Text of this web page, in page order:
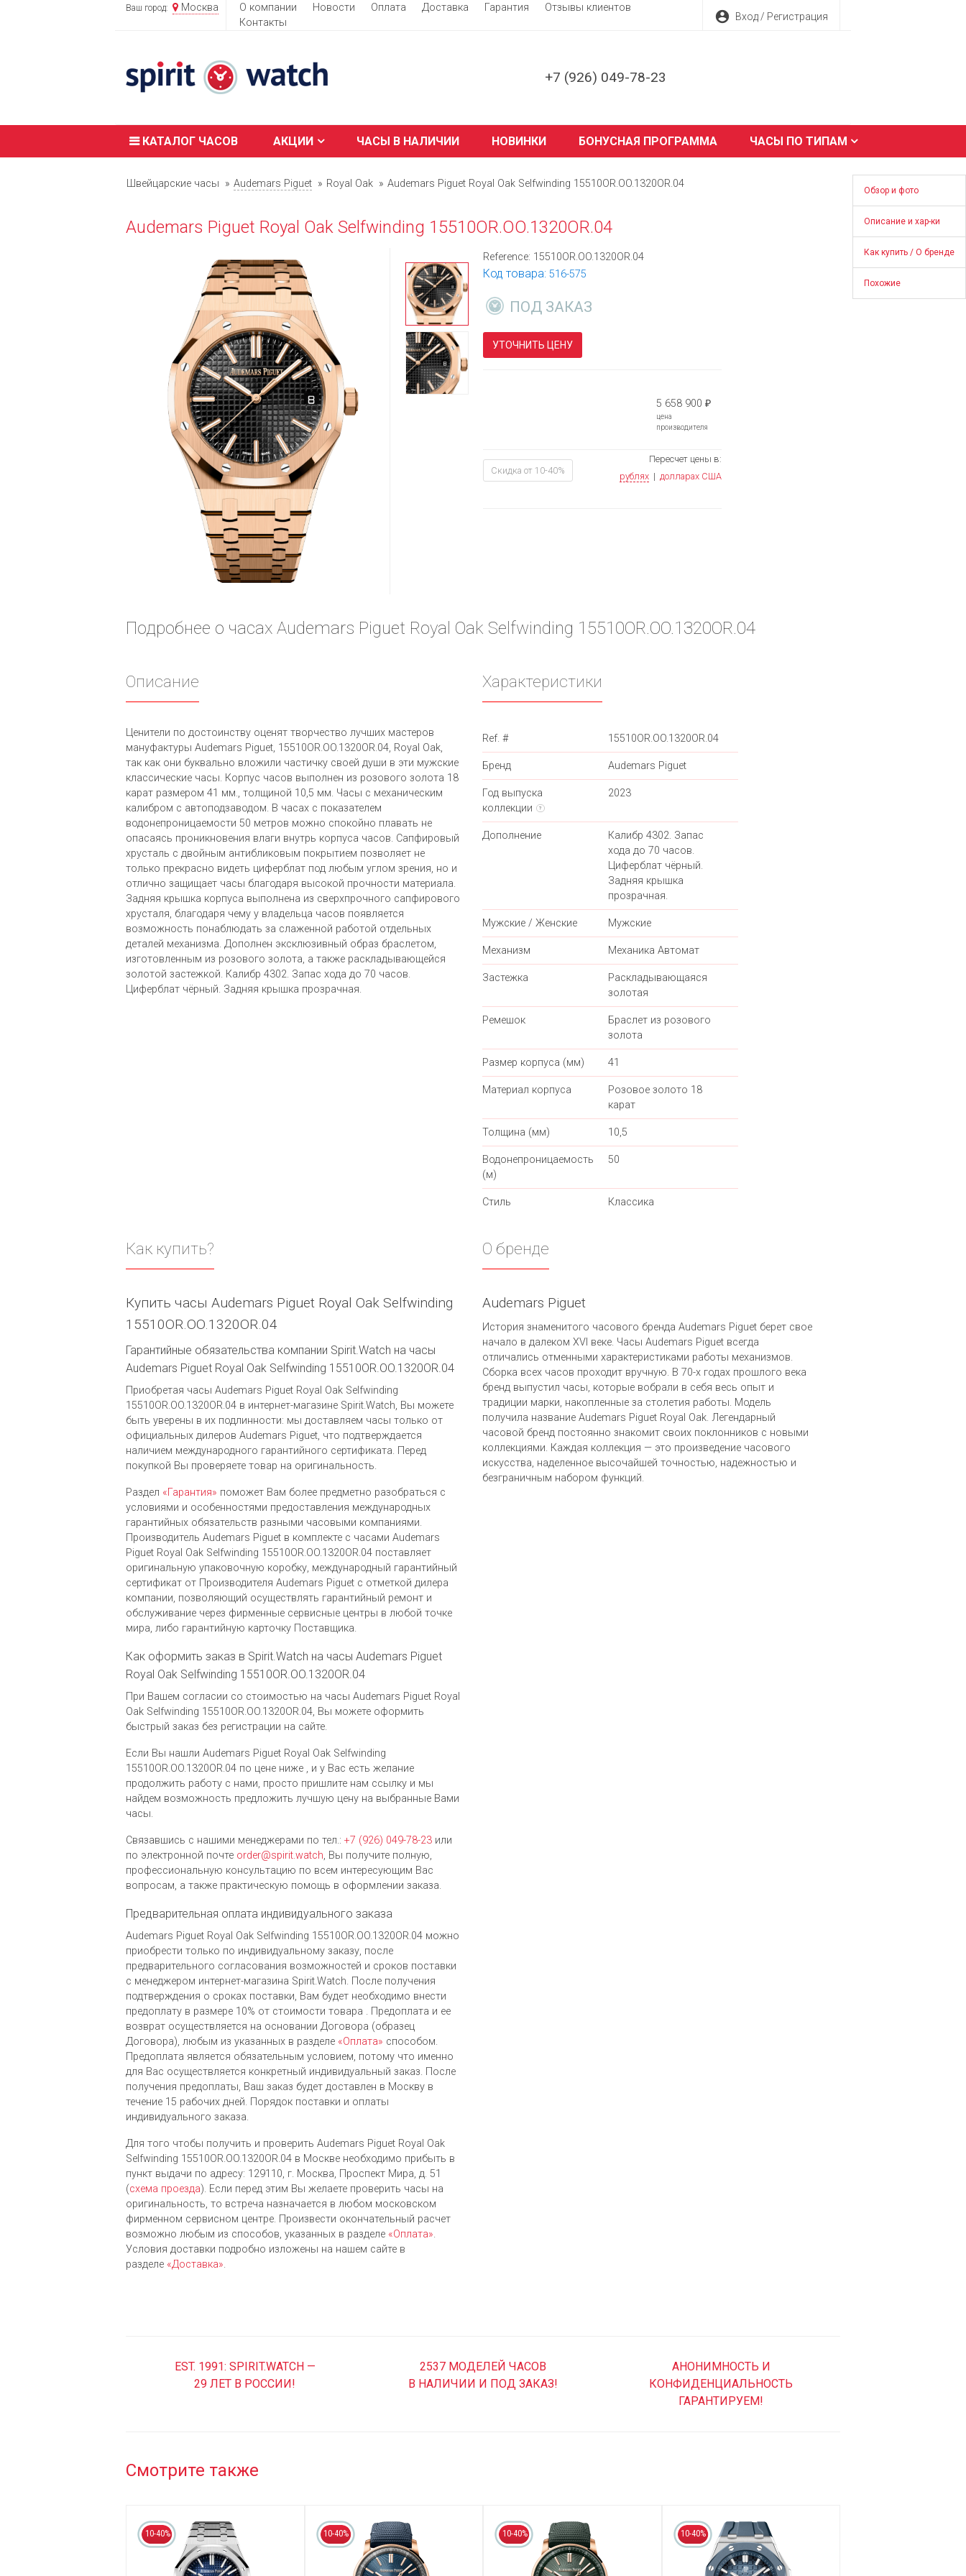
Ваш город: Москва О компании Новости Оплата Доставка Гарантия
Отзывы клиентов
Контакты
account_circle Вход / Регистрация
+7 (926) 049-78-23
КАТАЛОГ ЧАСОВ АКЦИИ ЧАСЫ В НАЛИЧИИ НОВИНКИ БОНУСНАЯ ПРОГРАММА ЧАСЫ ПО ТИПАМ
Обзор и фото
Описание и хар-ки
Как купить / О бренде
Похожие
Швейцарские часы Audemars Piguet Royal Oak Audemars Piguet Royal Oak Selfwinding 15510OR.OO.1320OR.04
Audemars Piguet Royal Oak Selfwinding 15510OR.OO.1320OR.04
Reference: 15510OR.OO.1320OR.04
Код товара: 516-575
ПОД ЗАКАЗ
УТОЧНИТЬ ЦЕНУ
5 658 900₽
цена
производителя
Скидка от 10-40%
Пересчет цены в:
рублях | долларах США
Подробнее о часах Audemars Piguet Royal Oak Selfwinding 15510OR.OO.1320OR.04
Описание
Ценители по достоинству оценят творчество лучших мастеров
мануфактуры Audemars Piguet, 15510OR.OO.1320OR.04, Royal Oak,
так как они буквально вложили частичку своей души в эти мужские
классические часы. Корпус часов выполнен из розового золота 18
карат размером 41 мм., толщиной 10,5 мм. Часы с механическим
калибром с автоподзаводом. В часах с показателем
водонепроницаемости 50 метров можно спокойно плавать не
опасаясь проникновения влаги внутрь корпуса часов. Сапфировый
хрусталь с двойным антибликовым покрытием позволяет не
только прекрасно видеть циферблат под любым углом зрения, но и
отлично защищает часы благодаря высокой прочности материала.
Задняя крышка корпуса выполнена из сверхпрочного сапфирового
хрусталя, благодаря чему у владельца часов появляется
возможность понаблюдать за слаженной работой отдельных
деталей механизма. Дополнен эксклюзивный образ браслетом,
изготовленным из розового золота, а также раскладывающейся
золотой застежкой. Калибр 4302. Запас хода до 70 часов.
Циферблат чёрный. Задняя крышка прозрачная.
Характеристики
Ref. # 15510OR.OO.1320OR.04
Бренд Audemars Piguet
Год выпуска
коллекции
?
2023
Дополнение
Калибр 4302. Запас
хода до 70 часов.
Циферблат чёрный.
Задняя крышка
прозрачная.
Мужские / Женские Мужские
Механизм Механика Автомат
Застежка
Раскладывающаяся
золотая
Ремешок
Браслет из розового
золота
Размер корпуса (мм) 41
Материал корпуса
Розовое золото 18
карат
Толщина (мм) 10,5
Водонепроницаемость
(м)
50
Стиль Классика
Как купить?
Купить часы Audemars Piguet Royal Oak Selfwinding
15510OR.OO.1320OR.04
Гарантийные обязательства компании Spirit.Watch на часы
Audemars Piguet Royal Oak Selfwinding 15510OR.OO.1320OR.04
Приобретая часы Audemars Piguet Royal Oak Selfwinding
15510OR.OO.1320OR.04 в интернет-магазине Spirit.Watch, Вы можете
быть уверены в их подлинности: мы доставляем часы только от
официальных дилеров Audemars Piguet, что подтверждается
наличием международного гарантийного сертификата. Перед
покупкой Вы проверяете товар на оригинальность.
Раздел «Гарантия» поможет Вам более предметно разобраться с
условиями и особенностями предоставления международных
гарантийных обязательств разными часовыми компаниями.
Производитель Audemars Piguet в комплекте с часами Audemars
Piguet Royal Oak Selfwinding 15510OR.OO.1320OR.04 поставляет
оригинальную упаковочную коробку, международный гарантийный
сертификат от Производителя Audemars Piguet c отметкой дилера
компании, позволяющий осуществлять гарантийный ремонт и
обслуживание через фирменные сервисные центры в любой точке
мира, либо гарантийную карточку Поставщика.
Как оформить заказ в Spirit.Watch на часы Audemars Piguet
Royal Oak Selfwinding 15510OR.OO.1320OR.04
При Вашем согласии со стоимостью на часы Audemars Piguet Royal
Oak Selfwinding 15510OR.OO.1320OR.04, Вы можете оформить
быстрый заказ без регистрации на сайте.
Если Вы нашли Audemars Piguet Royal Oak Selfwinding
15510OR.OO.1320OR.04 по цене ниже , и у Вас есть желание
продолжить работу с нами, просто пришлите нам ссылку и мы
найдем возможность предложить лучшую цену на выбранные Вами
часы.
Связавшись с нашими менеджерами по тел.: +7 (926) 049-78-23 или
по электронной почте order@spirit.watch, Вы получите полную,
профессиональную консультацию по всем интересующим Вас
вопросам, а также практическую помощь в оформлении заказа.
Предварительная оплата индивидуального заказа
Audemars Piguet Royal Oak Selfwinding 15510OR.OO.1320OR.04 можно
приобрести только по индивидуальному заказу, после
предварительного согласования возможностей и сроков поставки
с менеджером интернет-магазина Spirit.Watch. После получения
подтверждения о сроках поставки, Вам будет необходимо внести
предоплату в размере 10% от стоимости товара . Предоплата и ее
возврат осуществляется на основании Договора (образец
Договора), любым из указанных в разделе «Оплата» способом.
Предоплата является обязательным условием, потому что именно
для Вас осуществляется конкретный индивидуальный заказ. После
получения предоплаты, Ваш заказ будет доставлен в Москву в
течение 15 рабочих дней. Порядок поставки и оплаты
индивидуального заказа.
Для того чтобы получить и проверить Audemars Piguet Royal Oak
Selfwinding 15510OR.OO.1320OR.04 в Москве необходимо прибыть в
пункт выдачи по адресу: 129110, г. Москва, Проспект Мира, д. 51
(схема проезда). Если перед этим Вы желаете проверить часы на
оригинальность, то встреча назначается в любом московском
фирменном сервисном центре. Произвести окончательный расчет
возможно любым из cпособов, указанных в разделе «Оплата».
Условия доставки подробно изложены на нашем сайте в
разделе «Доставка».
О бренде
Audemars Piguet
История знаменитого часового бренда Audemars Piguet берет свое
начало в далеком XVI веке. Часы Audemars Piguet всегда
отличались отменными характеристиками работы механизмов.
Сборка всех часов проходит вручную. В 70-х годах прошлого века
бренд выпустил часы, которые вобрали в себя весь опыт и
традиции марки, накопленные за столетия работы. Модель
получила название Audemars Piguet Royal Oak. Легендарный
часовой бренд постоянно знакомит своих поклонников с новыми
коллекциями. Каждая коллекция — это произведение часового
искусства, наделенное высочайшей точностью, надежностью и
безграничным набором функций.
EST. 1991: SPIRIT.WATCH —
29 ЛЕТ В РОССИИ!
2537 МОДЕЛЕЙ ЧАСОВ
В НАЛИЧИИ И ПОД ЗАКАЗ!
АНОНИМНОСТЬ И
КОНФИДЕНЦИАЛЬНОСТЬ
ГАРАНТИРУЕМ!
Смотрите также
10-40% 10-40% 10-40% 10-40%